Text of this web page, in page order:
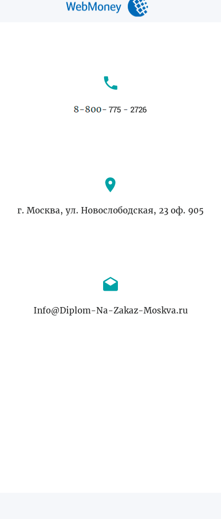
г. Москва, ул. Новослободская, 23 оф. 905
Info@Diplom-Na-Zakaz-Moskva.ru